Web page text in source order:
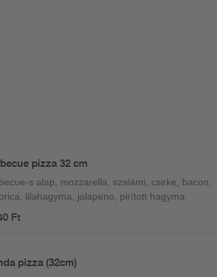
pizza 32 cm
s alap, mozzarella, szalámi, csirke, bacon,
lilahagyma, jalapeno, pirított hagyma
Ft
pizza (32cm)